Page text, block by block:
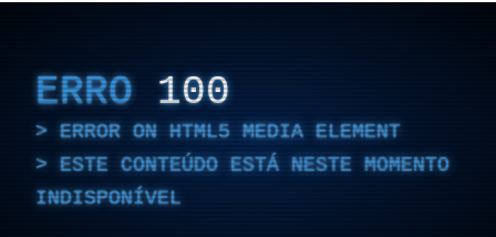
ERRO 100
ERROR ON HTML5 MEDIA ELEMENT
ESTE CONTEÚDO ESTÁ NESTE MOMENTO
INDISPONÍVEL